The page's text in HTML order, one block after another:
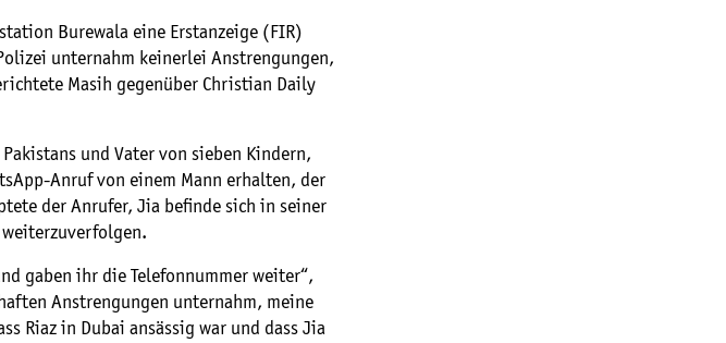
Burewala eine Erstanzeige (FIR)
unternahm keinerlei Anstrengungen,
Masih gegenüber Christian Daily
und Vater von sieben Kindern,
Anruf von einem Mann erhalten, der
der Anrufer, Jia befinde sich in seiner
gaben ihr die Telefonnummer weiter“,
Anstrengungen unternahm, meine
Riaz in Dubai ansässig war und dass Jia